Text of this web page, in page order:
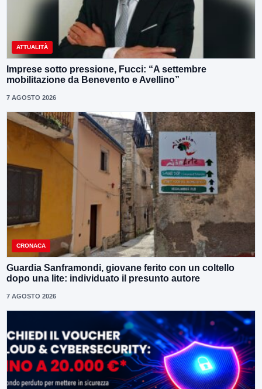
ATTUALITÀ
Imprese sotto pressione, Fucci: “A settembre
mobilitazione da Benevento e Avellino”
7 AGOSTO 2026
CRONACA
Guardia Sanframondi, giovane ferito con un coltello
dopo una lite: individuato il presunto autore
7 AGOSTO 2026